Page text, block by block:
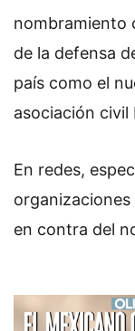
nombramiento
de la defensa
país como el
asociación civil
En redes,
en contra del